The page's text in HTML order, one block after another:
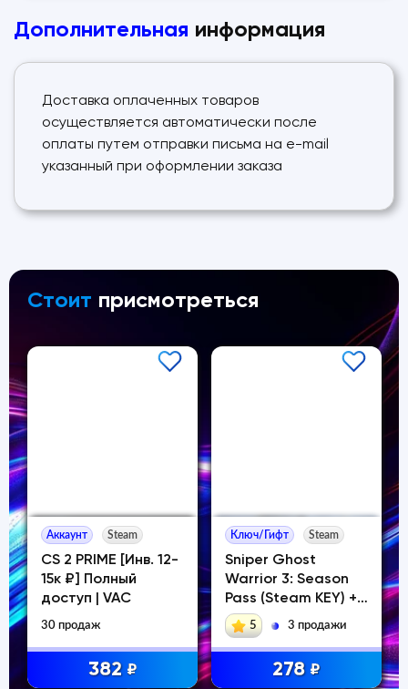
Дополнительная информация
Доставка оплаченных товаров
осуществляется автоматически после
оплаты путем отправки письма на e-mail
указанный при оформлении заказа
Стоит присмотреться
Аккаунт Steam
CS 2 PRIME [Инв. 12-
15к ₽] Полный
доступ | VAC
30 продаж
382 ₽
Ключ/Гифт Steam
Sniper Ghost
Warrior 3: Season
Pass (Steam KEY) +
ПОДАРОК
5 3 продажи
278 ₽